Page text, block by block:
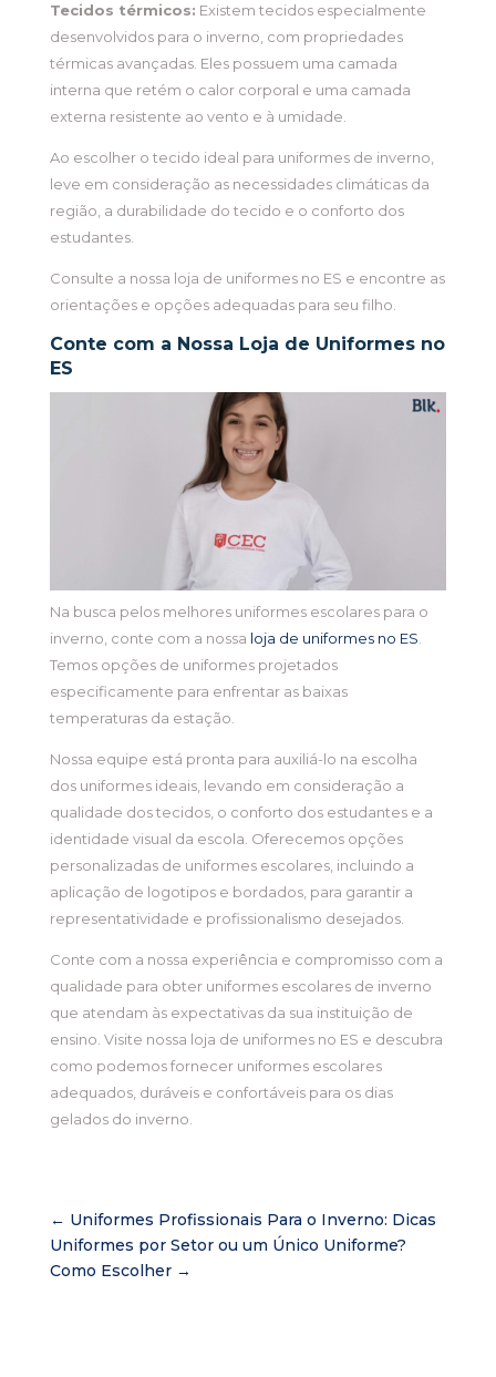
Tecidos térmicos: Existem tecidos especialmente
desenvolvidos para o inverno, com propriedades
térmicas avançadas. Eles possuem uma camada
interna que retém o calor corporal e uma camada
externa resistente ao vento e à umidade.
Ao escolher o tecido ideal para uniformes de inverno,
leve em consideração as necessidades climáticas da
região, a durabilidade do tecido e o conforto dos
estudantes.
Consulte a nossa loja de uniformes no ES e encontre as
orientações e opções adequadas para seu filho.
Conte com a Nossa Loja de Uniformes no
ES
Na busca pelos melhores uniformes escolares para o
inverno, conte com a nossa loja de uniformes no ES
Temos opções de uniformes projetados
especificamente para enfrentar as baixas
temperaturas da estação.
Nossa equipe está pronta para auxiliá-lo na escolha
dos uniformes ideais, levando em consideração a
qualidade dos tecidos, o conforto dos estudantes e a
identidade visual da escola. Oferecemos opções
personalizadas de uniformes escolares, incluindo a
aplicação de logotipos e bordados, para garantir a
representatividade e profissionalismo desejados.
Conte com a nossa experiência e compromisso com a
qualidade para obter uniformes escolares de inverno
que atendam às expectativas da sua instituição de
ensino. Visite nossa loja de uniformes no ES e descubra
como podemos fornecer uniformes escolares
adequados, duráveis e confortáveis para os dias
gelados do inverno.
← Uniformes Profissionais Para o Inverno: Dicas
Uniformes por Setor ou um Único Uniforme?
Como Escolher→